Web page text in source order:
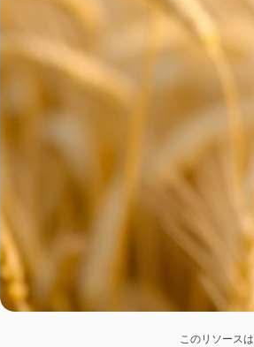
このリソースは